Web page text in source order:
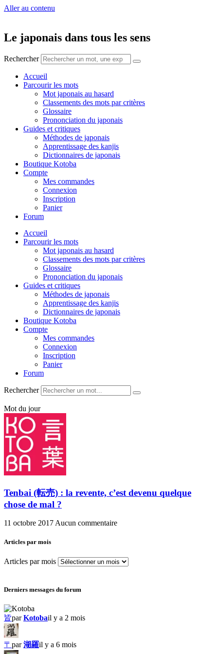
Aller au contenu
Le japonais dans tous les sens
Rechercher
Accueil
Parcourir les mots
Mot japonais au hasard
Classements des mots par critères
Glossaire
Prononciation du japonais
Guides et critiques
Méthodes de japonais
Apprentissage des kanjis
Dictionnaires de japonais
Boutique Kotoba
Compte
Mes commandes
Connexion
Inscription
Panier
Forum
Accueil
Parcourir les mots
Mot japonais au hasard
Classements des mots par critères
Glossaire
Prononciation du japonais
Guides et critiques
Méthodes de japonais
Apprentissage des kanjis
Dictionnaires de japonais
Boutique Kotoba
Compte
Mes commandes
Connexion
Inscription
Panier
Forum
Rechercher
Mot du jour
Tenbai (転売) : la revente, c’est devenu quelque
chose de mal ?
11 octobre 2017 Aucun commentaire
Articles par mois
Articles par mois
Derniers messages du forum
皆parKotobail y a 2 mois
〒 par湖羅il y a 6 mois